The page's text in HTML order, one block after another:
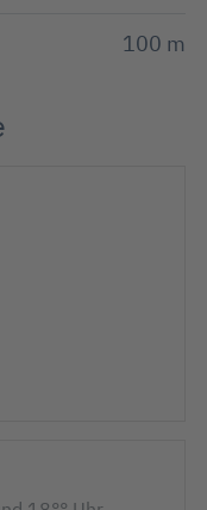
100 m